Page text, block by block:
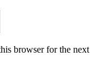
obavezno)
browser for the next